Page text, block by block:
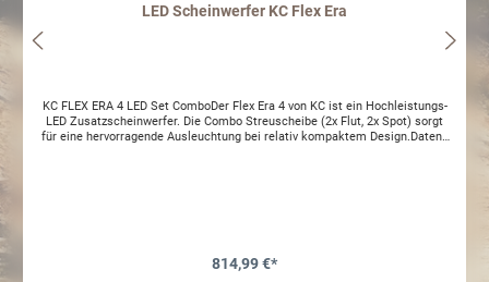
LED Scheinwerfer KC Flex Era
KC FLEX ERA 4 LED Set ComboDer Flex Era 4 von KC ist ein Hochleistungs-
LED Zusatzscheinwerfer. Die Combo Streuscheibe (2x Flut, 2x Spot) sorgt
für eine hervorragende Ausleuchtung bei relativ kompaktem Design.Daten:-
814,99 €*